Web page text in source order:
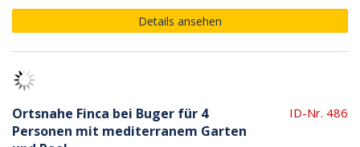
Details ansehen
Ortsnahe Finca bei Buger für 4
Personen mit mediterranem Garten
ID-Nr. 486